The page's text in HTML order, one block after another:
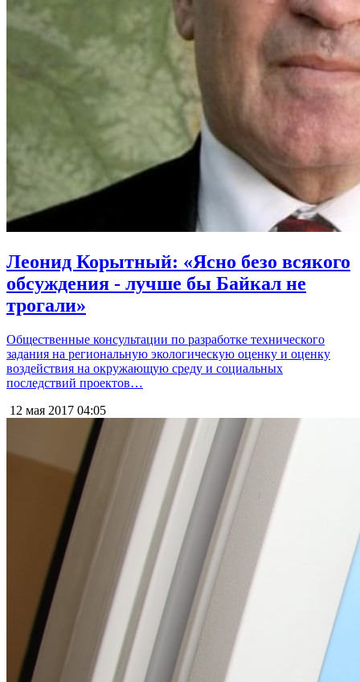
Леонид Корытный: «Ясно безо всякого
обсуждения - лучше бы Байкал не
трогали»
Общественные консультации по разработке технического
задания на региональную экологическую оценку и оценку
воздействия на окружающую среду и социальных
последствий проектов…
12 мая 2017 04:05